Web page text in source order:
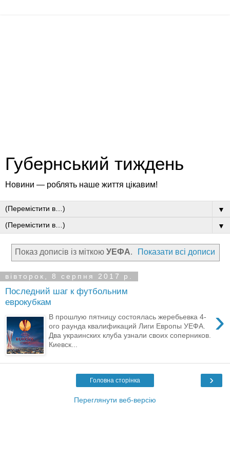
Губернський тиждень
Новини — роблять наше життя цікавим!
▼
▼
Показ дописів із міткою УЕФА. Показати всі дописи
вівторок, 8 серпня 2017 р.
Последний шаг к футбольним
еврокубкам
›
В прошлую пятницу состоялась жеребьевка 4-
ого раунда квалификаций Лиги Европы УЕФА.
Два украинских клуба узнали своих соперников.
Киевск...
›
Головна сторінка
Переглянути веб-версію